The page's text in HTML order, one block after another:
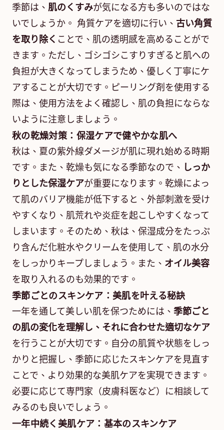
季節は、 肌のくすみが気になる方も多いのではな
いでしょうか。 角質ケアを適切に行い、 古い角質
を取り除く ことで、肌の透明感を高めることがで
きます。ただし、ゴシゴシこすりすぎると肌への
負担が大きくなってしまうため、優しく丁寧にケ
アすることが大切です。ピーリング剤を使用する
際は、使用方法をよく確認し、肌の負担にならな
いように注意しましょう。
秋の乾燥対策：保湿ケアで健やかな肌へ
秋は、夏の紫外線ダメージが肌に現れ始める時期
です。また、乾燥も気になる季節なので、 しっか
りとした保湿ケアが重要になります。乾燥によっ
て肌のバリア機能が低下すると、外部刺激を受け
やすくなり、肌荒れや炎症を起こしやすくなって
しまいます。そのため、秋は、保湿成分をたっぷ
り含んだ化粧水やクリームを使用して、肌の水分
をしっかりキープしましょう。また、 オイル美容
を取り入れるのも効果的です。
季節ごとのスキンケア：美肌を叶える秘訣
一年を通して美しい肌を保つためには、 季節ごと
の肌の変化を理解し、それに合わせた適切なケア
を行うことが大切です。自分の肌質や状態をしっ
かりと把握し、季節に応じたスキンケアを見直す
ことで、より効果的な美肌ケアを実現できます。
必要に応じて専門家（皮膚科医など）に相談して
みるのも良いでしょう。
一年中続く美肌ケア：基本のスキンケア